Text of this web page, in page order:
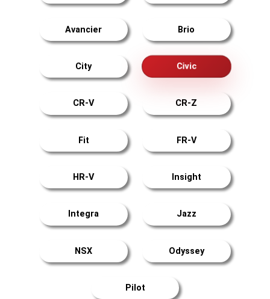
Avancier Brio
City Civic
CR-V CR-Z
Fit FR-V
HR-V Insight
Integra Jazz
NSX Odyssey
Pilot